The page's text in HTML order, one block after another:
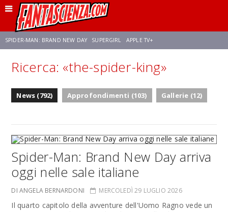
SPIDER-MAN: BRAND NEW DAY SUPERGIRL APPLE TV+
FRANCO RICCIARDIELLO ZENDAYA STAR TREK AVENGERS: DOOMSDAY
Ricerca: «the-spider-king»
News (792) Approfondimenti (103) Gallerie (12)
Spider-Man: Brand New Day arriva
oggi nelle sale italiane
DI ANGELA BERNARDONI MERCOLEDÌ 29 LUGLIO 2026
Il quarto capitolo della avventure dell'Uomo Ragno vede un